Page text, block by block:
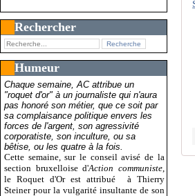
Rechercher
Humeur
Chaque semaine, AC attribue un
"roquet d'or" à un journaliste qui n'aura
pas honoré son métier, que ce soit par
sa complaisance politique envers les
forces de l'argent, son agressivité
corporatiste, son inculture, ou sa
bêtise, ou les quatre à la fois.
Cette semaine, sur le conseil avisé de la
section bruxelloise d'Action communiste,
le Roquet d'Or est attribué
à Thierry
Steiner pour la vulgarité insultante de son